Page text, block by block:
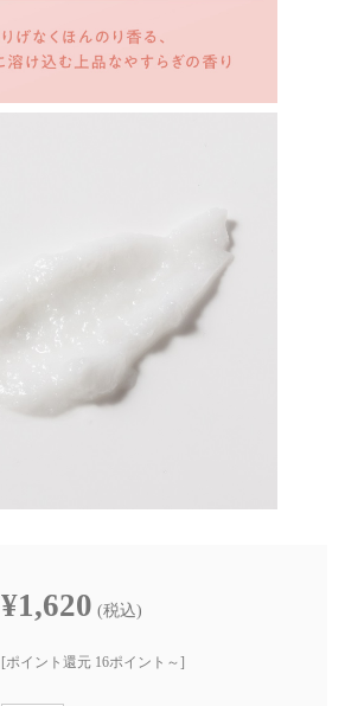
¥1,620 (税込)
[ポイント還元 16ポイント～]